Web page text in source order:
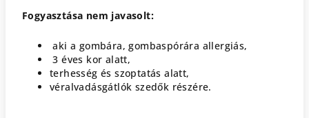
Fogyasztása nem javasolt:
aki a gombára, gombaspórára allergiás,
3 éves kor alatt,
terhesség és szoptatás alatt,
véralvadásgátlók szedők részére.